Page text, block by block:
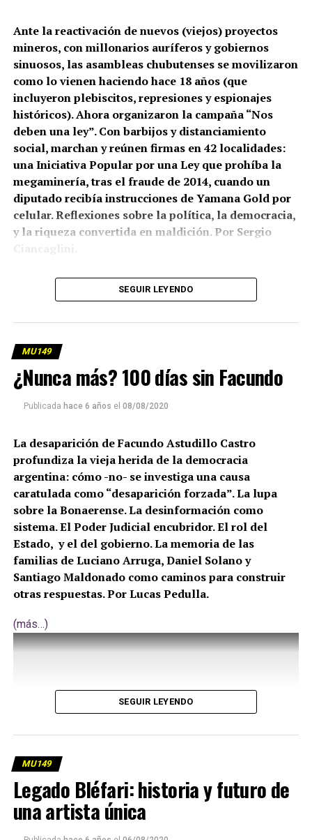
Ante la reactivación de nuevos (viejos) proyectos
mineros, con millonarios auríferos y gobiernos
sinuosos, las asambleas chubutenses se movilizaron
como lo vienen haciendo hace 18 años (que
incluyeron plebiscitos, represiones y espionajes
históricos). Ahora organizaron la campaña “Nos
deben una ley”. Con barbijos y distanciamiento
social, marchan y reúnen firmas en 42 localidades:
una Iniciativa Popular por una Ley que prohíba la
megaminería, tras el fraude de 2014, cuando un
diputado recibía instrucciones de Yamana Gold por
celular. Reflexiones sobre la política, la democracia,
y la riqueza convertida en maldición. Por Sergio
SEGUIR LEYENDO
MU149
¿Nunca más? 100 días sin Facundo
Publicada hace 6 años el 08/08/2020
La desaparición de Facundo Astudillo Castro
profundiza la vieja herida de la democracia
argentina: cómo -no- se investiga una causa
caratulada como “desaparición forzada”. La lupa
sobre la Bonaerense. La desinformación como
sistema. El Poder Judicial encubridor. El rol del
Estado, y el del gobierno. La memoria de las
familias de Luciano Arruga, Daniel Solano y
Santiago Maldonado como caminos para construir
otras respuestas. Por Lucas Pedulla.
(más…)
SEGUIR LEYENDO
MU149
Legado Bléfari: historia y futuro de
una artista única